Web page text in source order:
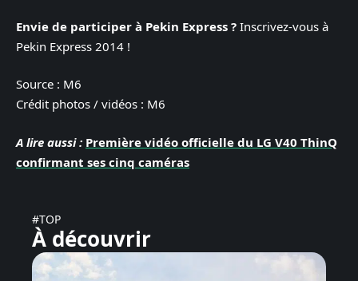
Envie de participer à Pekin Express ? Inscrivez-vous à
Pekin Express 2014 !
Source : M6
Crédit photos / vidéos : M6
A lire aussi : Première vidéo officielle du LG V40 ThinQ
confirmant ses cinq caméras
#TOP
À découvrir